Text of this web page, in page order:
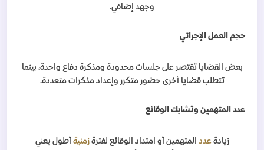
وجهد إضافي.
حجم العمل الإجرائي
بعض القضايا تقتصر على جلسات محدودة ومذكرة دفاع واحدة، بينما
تتطلب قضايا أخرى حضور متكرر وإعداد مذكرات متعددة.
عدد المتهمين وتشابك الوقائع
زيادةعدد المتهمين أو امتداد الوقائع لفترةزمنية أطول يعني